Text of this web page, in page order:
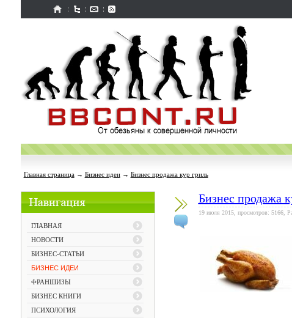
Главная страница→ Бизнес идеи→ Бизнес продажа кур гриль
ГЛАВНАЯ
НОВОСТИ
БИЗНЕС-СТАТЬИ
БИЗНЕС ИДЕИ
ФРАНШИЗЫ
БИЗНЕС КНИГИ
ПСИХОЛОГИЯ
Бизнес продажа
19 июля 2015, просмотров: 5166,